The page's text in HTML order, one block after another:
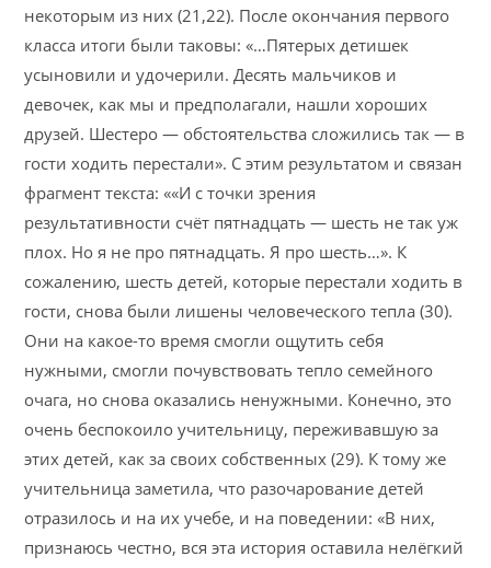
некоторым из них (21,22). После окончания первого
класса итоги были таковы: «…Пятерых детишек
усыновили и удочерили. Десять мальчиков и
девочек, как мы и предполагали, нашли хороших
друзей. Шестеро — обстоятельства сложились так — в
гости ходить перестали». С этим результатом и связан
фрагмент текста: ««И с точки зрения
результативности счёт пятнадцать — шесть не так уж
плох. Но я не про пятнадцать. Я про шесть…». К
сожалению, шесть детей, которые перестали ходить в
гости, снова были лишены человеческого тепла (30).
Они на какое-то время смогли ощутить себя
нужными, смогли почувствовать тепло семейного
очага, но снова оказались ненужными. Конечно, это
очень беспокоило учительницу, переживавшую за
этих детей, как за своих собственных (29). К тому же
учительница заметила, что разочарование детей
отразилось и на их учебе, и на поведении: «В них,
признаюсь честно, вся эта история оставила нелёгкий